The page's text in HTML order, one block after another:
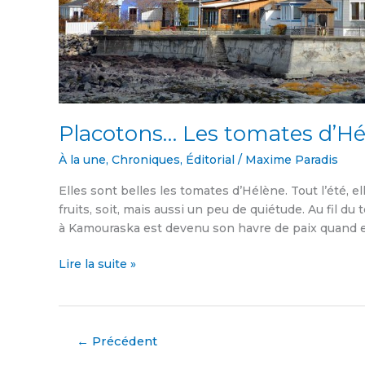
Placotons… Les tomates
À la une, Chroniques, Éditorial / Maxime Paradis
Elles sont belles les tomates d’Hélène. Tout
fruits, soit, mais aussi un peu de quiétude. Au fil du
à Kamouraska est devenu son havre de paix quand
Lire la suite »
← Précédent